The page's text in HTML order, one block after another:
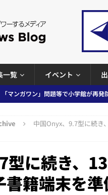
一覧 イベント
「マンガワン」問題等で小学館が再
小学館「マンガワン」問題の第三者
「講談社、著者向けポータルサイト提
EUが生成AIコンテンツの識別表示を
中国Onyx、9.7型に続き
に続き、
籍端末を準